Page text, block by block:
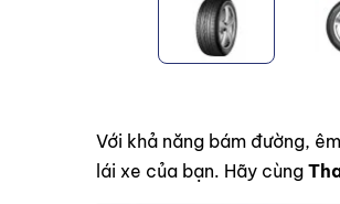
Với khả năng bám đường,
lái xe của bạn. Hãy cùng